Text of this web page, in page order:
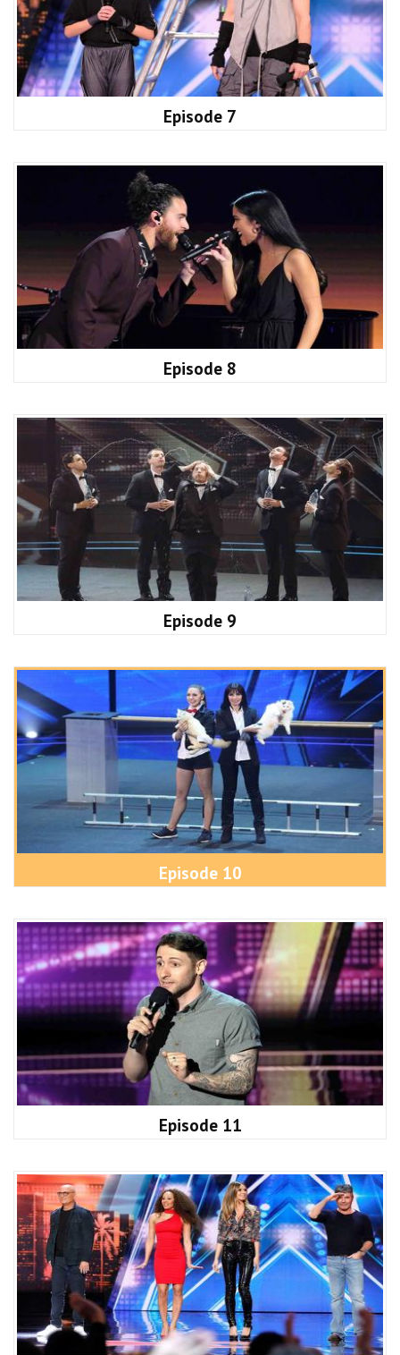
Episode 7
Episode 8
Episode 9
Episode 10
Episode 11